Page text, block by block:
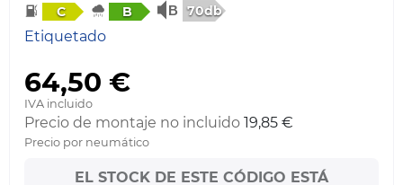
C B 70db
Etiquetado
64,50 €
IVA incluido
Precio de montaje no incluido 19,85 €
Precio por neumático
EL STOCK DE ESTE CÓDIGO ESTÁ